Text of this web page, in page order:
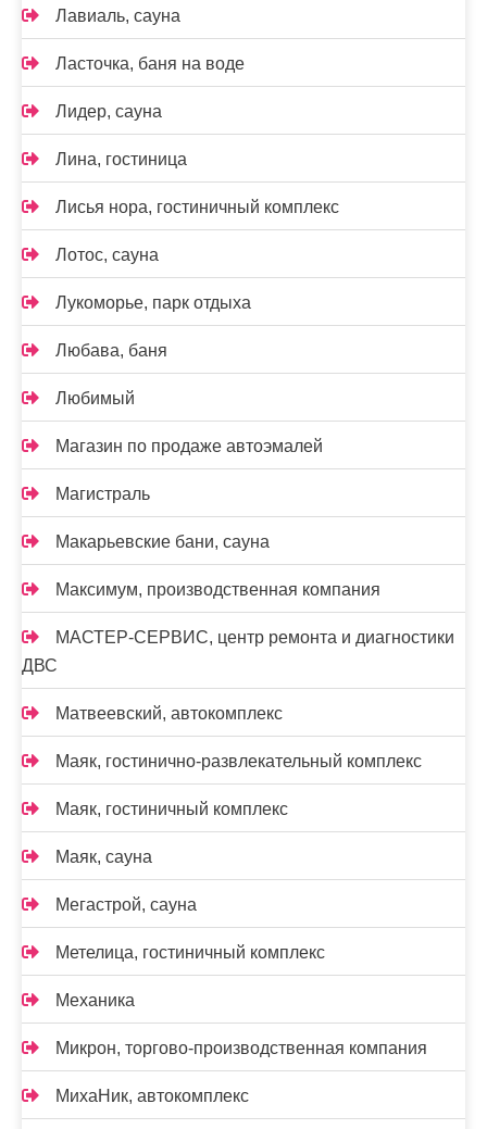
Лавиаль, сауна
Ласточка, баня на воде
Лидер, сауна
Лина, гостиница
Лисья нора, гостиничный комплекс
Лотос, сауна
Лукоморье, парк отдыха
Любава, баня
Любимый
Магазин по продаже автоэмалей
Магистраль
Макарьевские бани, сауна
Максимум, производственная компания
МАСТЕР-СЕРВИС, центр ремонта и диагностики
ДВС
Матвеевский, автокомплекс
Маяк, гостинично-развлекательный комплекс
Маяк, гостиничный комплекс
Маяк, сауна
Мегастрой, сауна
Метелица, гостиничный комплекс
Механика
Микрон, торгово-производственная компания
МихаНик, автокомплекс